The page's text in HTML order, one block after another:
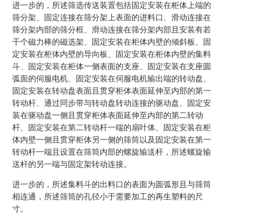
进一步的，所述筛选传送装置包括固定安装在柜体上端的
筛分架、固定连接在筛分架上表面的进料口、滑动连接在
筛分架内部的筛分框、滑动连接在筛分架内部且安装有若
干个磁力棒的磁选架、固定安装在柜体内壁的倾斜板、固
定安装在柜体内壁的导向板、固定安装在柜体内壁的集料
斗、固定安装在柜体一侧表面的支座、固定安装在支座圆
弧面的伺服电机、固定安装在伺服电机输出端的转动盘、
固定安装在转动盘表面且贯穿柜体表面延伸至内部的第一
转动杆、通过同步带与转动盘转动连接的驱动盘、固定安
装在驱动盘一侧且贯穿柜体表面延伸至内部的第二转动
杆、固定安装在第二转动杆一端的扇叶体、固定安装在柜
体内壁一侧且贯穿柜体另一侧的筛筒以及固定安装在第一
转动杆一端且设置在筛筒内部的螺旋输送杆，所述螺旋输
送杆的另一端与固定架转动连接。
进一步的，所述集料斗的出料口的表面为圆弧形且与筛筒
相连通，所述筛筒的孔径小于需要加工的再生塑料的尺
寸。